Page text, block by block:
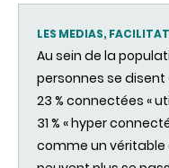
LES MEDIAS,
Au sein de la
personnes se disent
23 % connectées «
31 % « hyper
comme un véritable